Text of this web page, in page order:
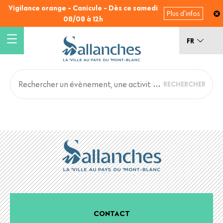
Aller
contenu
principal
Vigilance orange - Canicule - Dès ce samedi
08/08 à 12h
Plus d'infos
FR
navigation
top
CONTACT